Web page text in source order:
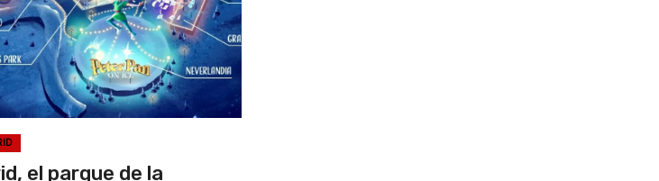
el parque de la